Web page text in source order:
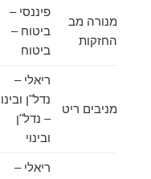
מנורה מב
החזקות
פיננסי –
ביטוח –
ביטוח
מניבים ריט
ריאלי –
נדל"ן ובינוי
– נדל"ן
ובינוי
ריאלי –